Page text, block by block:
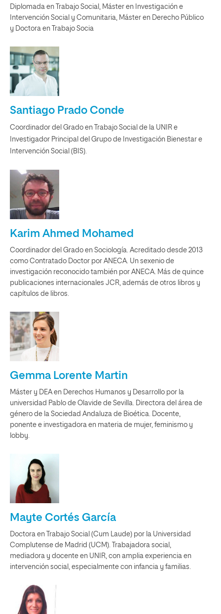
Diplomada en Trabajo Social, Máster en Investigación e
Intervención Social y Comunitaria, Máster en Derecho Público
y Doctora en Trabajo Socia
Santiago Prado Conde
Coordinador del Grado en Trabajo Social de la UNIR e
Investigador Principal del Grupo de Investigación Bienestar e
Intervención Social (BIS).
Karim Ahmed Mohamed
Coordinador del Grado en Sociología. Acreditado desde 2013
como Contratado Doctor por ANECA. Un sexenio de
investigación reconocido también por ANECA. Más de quince
publicaciones internacionales JCR, además de otros libros y
capítulos de libros.
Gemma Lorente Martin
Máster y DEA en Derechos Humanos y Desarrollo por la
universidad Pablo de Olavide de Sevilla. Directora del área de
género de la Sociedad Andaluza de Bioética. Docente,
ponente e investigadora en materia de mujer, feminismo y
lobby.
Mayte Cortés García
Doctora en Trabajo Social (Cum Laude) por la Universidad
Complutense de Madrid (UCM). Trabajadora social,
mediadora y docente en UNIR, con amplia experiencia en
intervención social, especialmente con infancia y familias.